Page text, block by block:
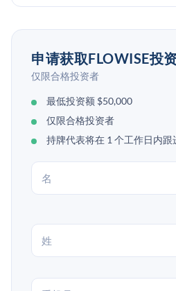
申请获取FLOWISE投
仅限合格投资者
最低投资额 $50,000
仅限合格投资者
持牌代表将在 1 个工作日内跟